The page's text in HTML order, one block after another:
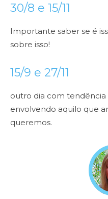
30/8 e 15/11
Importante saber se é
sobre isso!
15/9 e 27/11
outro dia com tendência
envolvendo aquilo que
queremos.